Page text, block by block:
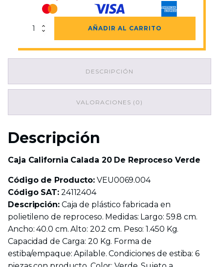
Caja
cantidad
AÑADIR AL CARRITO
DESCRIPCIÓN
VALORACIONES (0)
Descripción
Caja California Calada 20 De Reproceso Verde
Código de Producto: VEU0069.004
Código SAT:24112404
Descripción:Caja de plástico fabricada en
polietileno de reproceso. Medidas: Largo: 59.8 cm.
Ancho: 40.0 cm. Alto: 20.2 cm. Peso: 1.450 Kg.
Capacidad de Carga: 20 Kg. Forma de
estiba/empaque: Apilable. Condiciones de estiba: 6